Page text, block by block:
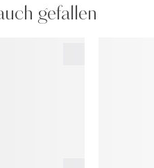
gefallen